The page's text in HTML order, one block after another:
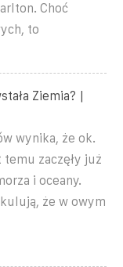
Choć
to
Ziemia? |
wynika, że ok.
zaczęły już
i oceany.
że w owym